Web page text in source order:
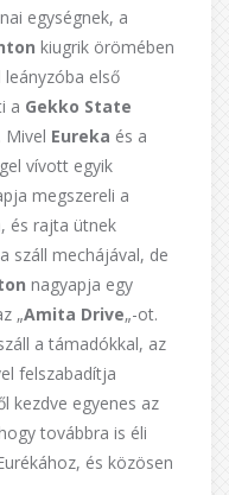
egységnek, a
kiugrik örömében
első
a Gekko State
Mivel Eureka és a
vívott egyik
megszereli a
és rajta ütnek
száll mechájával, de
nagyapja egy
„Amita Drive„-ot.
a támadókkal, az
felszabadítja
kezdve egyenes az
továbbra is éli
és közösen